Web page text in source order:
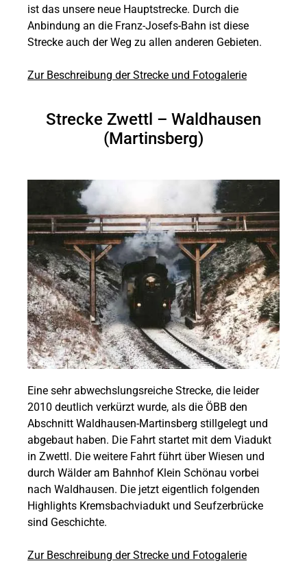
ist das unsere neue Hauptstrecke. Durch die
Anbindung an die Franz-Josefs-Bahn ist diese
Strecke auch der Weg zu allen anderen Gebieten.
Zur Beschreibung der Strecke und Fotogalerie
Strecke Zwettl – Waldhausen
(Martinsberg)
Eine sehr abwechslungsreiche Strecke, die leider
2010 deutlich verkürzt wurde, als die ÖBB den
Abschnitt Waldhausen-Martinsberg stillgelegt und
abgebaut haben. Die Fahrt startet mit dem Viadukt
in Zwettl. Die weitere Fahrt führt über Wiesen und
durch Wälder am Bahnhof Klein Schönau vorbei
nach Waldhausen. Die jetzt eigentlich folgenden
Highlights Kremsbachviadukt und Seufzerbrücke
sind Geschichte.
Zur Beschreibung der Strecke und Fotogalerie